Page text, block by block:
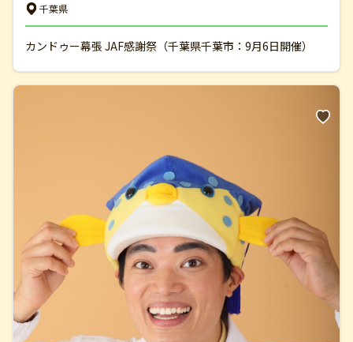
千葉県
カンドゥー幕張 JAF感謝祭（千葉県千葉市：9月6日開催）